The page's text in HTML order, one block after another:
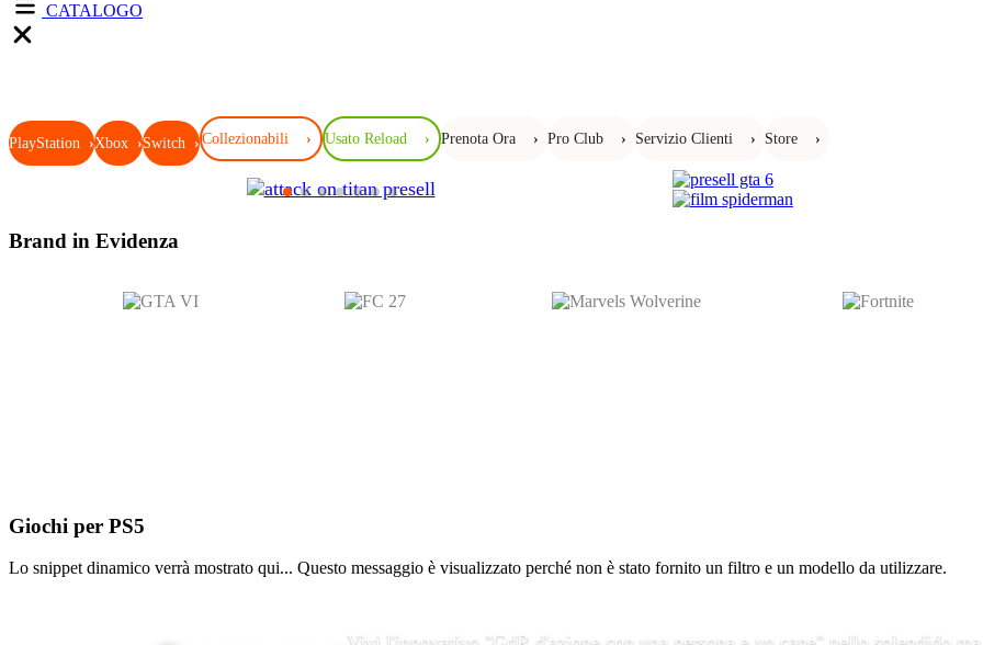
CATALOGO
PlayStation ›Xbox ›Switch ›Collezionabili › Usato Reload › Prenota Ora › Pro Club › Servizio Clienti › Store ›
Brand in Evidenza
Giochi per PS5
Lo snippet dinamico verrà mostrato qui... Questo messaggio è visualizzato perché non è stato fornito un filtro e un modello da utilizzare.